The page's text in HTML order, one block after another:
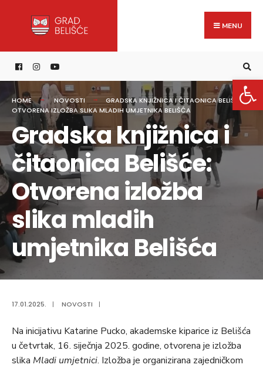
content
MENU
HOME NOVOSTI
GRADSKA KNJIŽNICA I ČITAONICA BELIŠĆE:
OTVORENA IZLOŽBA SLIKA MLADIH UMJETNIKA BELIŠĆA
Gradska knjižnica i
čitaonica Belišće:
Otvorena izložba
slika mladih
umjetnika Belišća
17.01.2025. | NOVOSTI |
Na inicijativu Katarine Pucko, akademske kiparice iz Belišća
u četvrtak, 16. siječnja 2025. godine, otvorena je izložba
slika Mladi umjetnici. Izložba je organizirana zajedničkom
for: